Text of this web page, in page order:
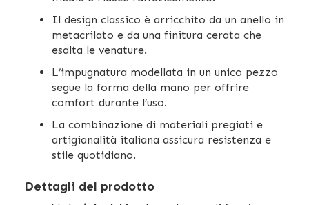
Il design classico è arricchito da un anello in
metacrilato e da una finitura cerata che
esalta le venature.
L’impugnatura modellata in un unico pezzo
segue la forma della mano per offrire
comfort durante l’uso.
La combinazione di materiali pregiati e
artigianalità italiana assicura resistenza e
stile quotidiano.
Dettagli del prodotto